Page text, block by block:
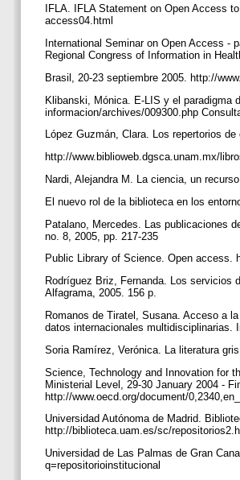
IFLA. IFLA Statement on Open Access
access04.html
International Seminar on Open Access -
Regional Congress of Information in
Brasil, 20-23 septiembre 2005. http://
Klibanski, Mónica. E-LIS y el paradigma
informacion/archives/009300.php
López Guzmán, Clara. Los repertorios
http://www.biblioweb.dgsca.unam.mx/
Nardi, Alejandra M. La ciencia, un
El nuevo rol de la biblioteca en los
Patalano, Mercedes. Las publicaciones
no. 8, 2005, pp. 217-235
Public Library of Science. Open access.
Rodríguez Briz, Fernanda. Los servicios
Alfagrama, 2005. 156 p.
Romanos de Tiratel, Susana. Acceso a
datos internacionales multidisciplinarias.
Soria Ramírez, Verónica. La literatura
Science, Technology and Innovation for
Ministerial Level, 29-30 January 2004 -
http://www.oecd.org/document/
Universidad Autónoma de Madrid.
http://biblioteca.uam.es/sc/
Universidad de Las Palmas de Gran
q=repositorioinstitucional